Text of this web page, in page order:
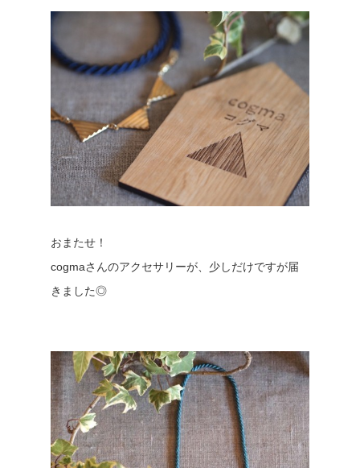
おまたせ！
cogmaさんのアクセサリーが、少しだけですが届
きました◎